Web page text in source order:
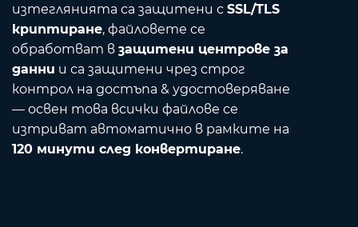
изтеглянията са защитени с SSL/TLS
криптиране, файловете се
обработват в защитени центрове за
данни и са защитени чрез строг
контрол на достъпа & удостоверяване
— освен това всички файлове се
изтриват автоматично в рамките на
120 минути след конвертиране.